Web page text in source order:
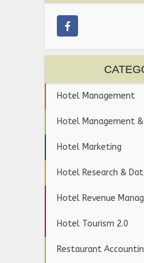
Hotel Management
Hotel Management
Hotel Marketing
Hotel Research &
Hotel Revenue
Hotel Tourism 2.0
Restaurant